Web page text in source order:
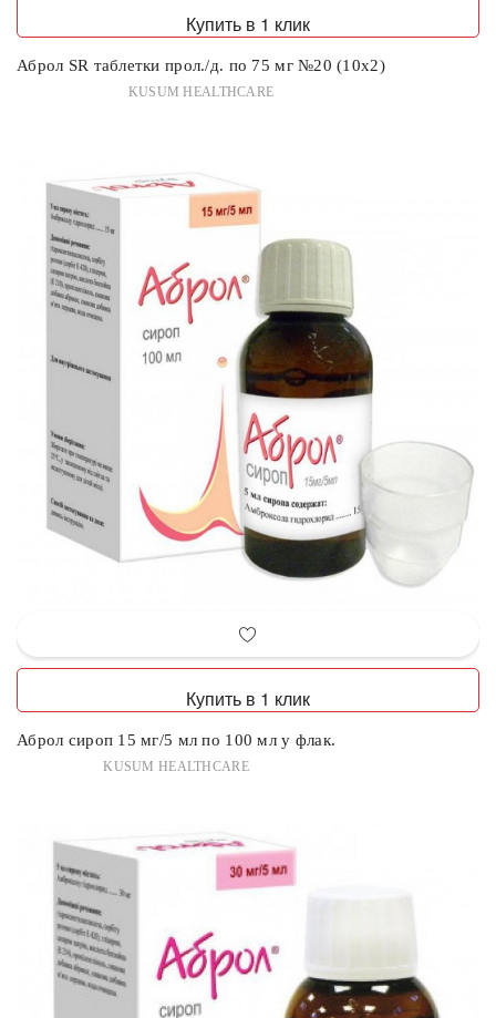
Купить в 1 клик
Аброл SR таблетки прол./д. по 75 мг №20 (10х2)
KUSUM HEALTHCARE
Купить в 1 клик
Аброл сироп 15 мг/5 мл по 100 мл у флак.
KUSUM HEALTHCARE